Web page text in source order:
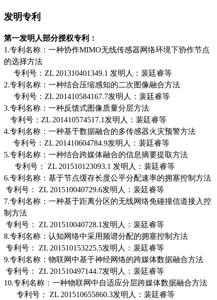
发明专利
第一发明人部分授权专利：
1.专利名称：一种协作MIMO无线传感器网络环境下协作节点
的选择方法
专利号： ZL 201310401349.1 发明人：裴廷睿等
2.专利名称： 一种结合压缩感知的二次图像融合方法
专利号 ： ZL 201410584167.7发明人：裴廷睿等
3.专利名称： 一种反馈式图像质量分层方法
专利号 ： ZL 201410574517.1 发明人：裴廷睿等
4.专利名称： 一种基于数据融合的多传感器火灾预警方法
专利号 ： ZL 201410604784.9发明人：裴廷睿等
5.专利名称： 一种结合跨媒体融合的信息摘要提取方法
专利号：
ZL 201510123093.1 发明人：裴廷睿等
6.专利名称： 基于节点缓存长度公平分配速率的拥塞控制方法
专利号：
ZL 201510040729.6发明人：裴廷睿等
7.专利名称： 一种基于距离分区的无线网络免碰撞信道接入控
制方法
专利号：
ZL 201510040728.1 发明人：裴廷睿等
8.专利名称： 认知网络中采用频谱分配的拥塞控制方法
专利号：
ZL 201510153225.5发明人：裴廷睿等
9.专利名称： 物联网中基于神经网络的跨媒体数据融合方法
专利号：
ZL 201510497144.7发明人：裴廷睿等
10.专利名称： 一种物联网中自适应分层跨媒体数据融合方法
专利号：
ZL 201510655860.3发明人：裴廷睿等